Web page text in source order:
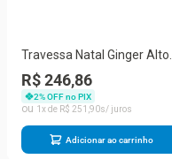
Travessa Natal Ginger Alto
Relevo Oval para Servir com
Desenho em Relevo Branco
Tok da Casa
R$ 246,86
2% OFF no PIX
1
R$ 251 90
Adicionar ao carrinho